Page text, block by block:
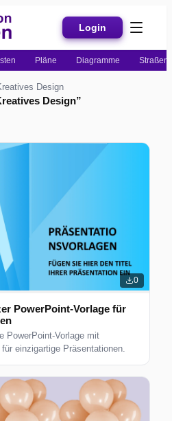
Login
Pläne Diagramme
Design
Design”
0
PowerPoint-Vorlage für
PowerPoint-Vorlage mit
einzigartige Präsentationen.